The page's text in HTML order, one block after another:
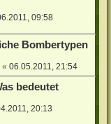
09:58
Bombertypen
«06.05.2011, 21:54
bedeutet
20:13